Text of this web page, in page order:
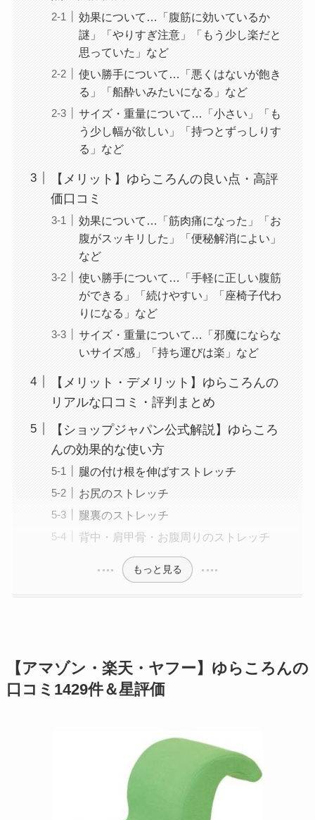
効果について…「腹筋に効いているか
謎」「やりすぎ注意」「もう少し楽だと
思っていた」など
使い勝手について…「悪くはないが飽き
る」「船酔いみたいになる」など
サイズ・重量について…「小さい」「も
う少し幅が欲しい」「持つとずっしりす
る」など
【メリット】ゆらころんの良い点・高評
価口コミ
効果について…「筋肉痛になった」「お
腹がスッキリした」「便秘解消によい」
など
使い勝手について…「手軽に正しい腹筋
ができる」「続けやすい」「座椅子代わ
りになる」など
サイズ・重量について…「邪魔にならな
いサイズ感」「持ち運びは楽」など
【メリット・デメリット】ゆらころんの
リアルな口コミ・評判まとめ
【ショップジャパン公式解説】ゆらころ
んの効果的な使い方
腿の付け根を伸ばすストレッチ
お尻のストレッチ
腿裏のストレッチ
背中・肩甲骨・お腹周りのストレッチ
もっと見る
【アマゾン・楽天・ヤフー】ゆらころんの
口コミ1429件＆星評価